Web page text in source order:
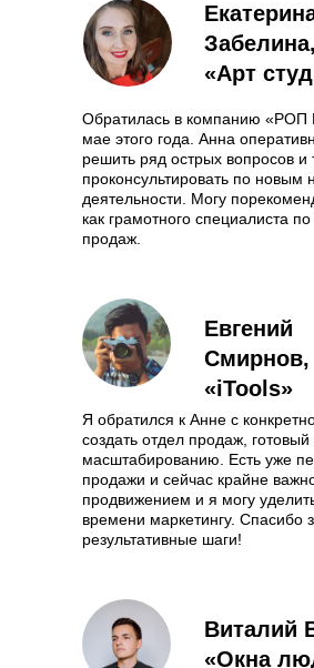
Виталий
«Окна
Я обратился к Анне с
создать отдел продаж, готовый
масштабированию. Есть уже
продажи и сейчас крайне
продвижением и я могу
времени маркетингу. Спасибо
результативные шаги!
Евгений
Смирнов,
«iTools»
Обратилась в компанию «РОП
мае этого года. Анна
решить ряд острых вопросов и
проконсультировать по новым
деятельности. Могу
как грамотного специалиста
продаж.
Забелина,
«Арт